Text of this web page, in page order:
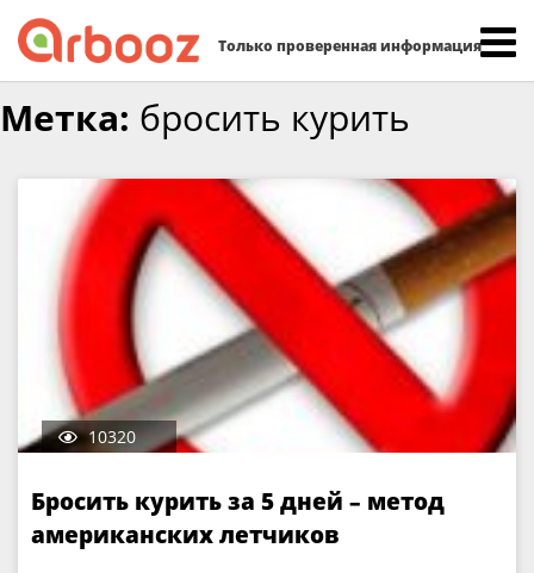
Только проверенная информация
to
Метка: бросить курить
10320
Бросить курить за 5 дней – метод
американских летчиков
Найти: